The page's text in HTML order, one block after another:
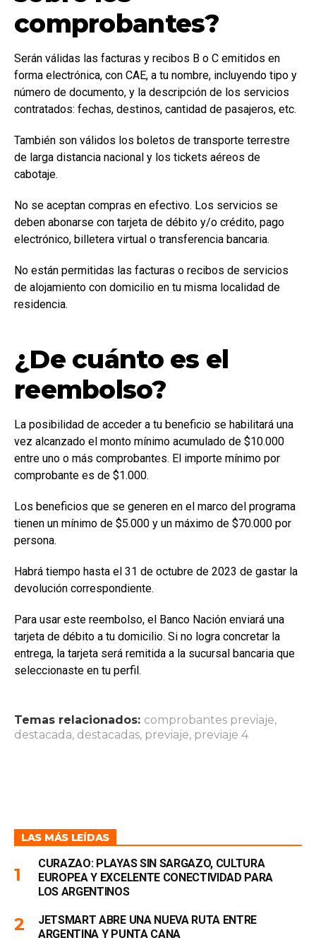
comprobantes?
Serán válidas las facturas y recibos B o C emitidos en
forma electrónica, con CAE, a tu nombre, incluyendo tipo y
número de documento, y la descripción de los servicios
contratados: fechas, destinos, cantidad de pasajeros, etc.
También son válidos los boletos de transporte terrestre
de larga distancia nacional y los tickets aéreos de
cabotaje.
No se aceptan compras en efectivo. Los servicios se
deben abonarse con tarjeta de débito y/o crédito, pago
electrónico, billetera virtual o transferencia bancaria.
No están permitidas las facturas o recibos de servicios
de alojamiento con domicilio en tu misma localidad de
residencia.
¿De cuánto es el
reembolso?
La posibilidad de acceder a tu beneficio se habilitará una
vez alcanzado el monto mínimo acumulado de $10.000
entre uno o más comprobantes. El importe mínimo por
comprobante es de $1.000.
Los beneficios que se generen en el marco del programa
tienen un mínimo de $5.000 y un máximo de $70.000 por
persona.
Habrá tiempo hasta el 31 de octubre de 2023 de gastar la
devolución correspondiente.
Para usar este reembolso, el Banco Nación enviará una
tarjeta de débito a tu domicilio. Si no logra concretar la
entrega, la tarjeta será remitida a la sucursal bancaria que
seleccionaste en tu perfil.
Temas relacionados: comprobantes previaje,
destacada, destacadas, previaje, previaje 4
LAS MÁS LEÍDAS
CURAZAO: PLAYAS SIN SARGAZO, CULTURA
EUROPEA Y EXCELENTE CONECTIVIDAD PARA
LOS ARGENTINOS
JETSMART ABRE UNA NUEVA RUTA ENTRE
ARGENTINA Y PUNTA CANA